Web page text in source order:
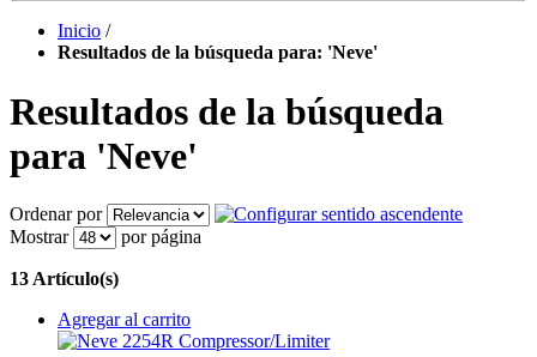
Inicio /
Resultados de la búsqueda para: 'Neve'
Resultados de la búsqueda
para 'Neve'
Ordenar por
Mostrar
por página
13 Artículo(s)
Agregar al carrito